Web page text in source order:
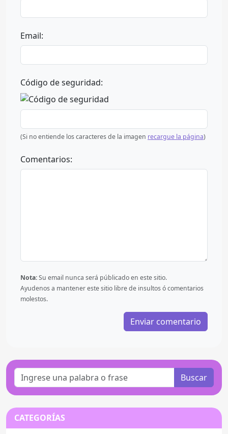
Email:
Código de seguridad:
(Si no entiende los caracteres de la imagen recargue la página)
Comentarios:
Nota:Su email nunca será públicado en este sitio.
Ayudenos a mantener este sitio libre de insultos ó comentarios
molestos.
Buscar
CATEGORÍAS